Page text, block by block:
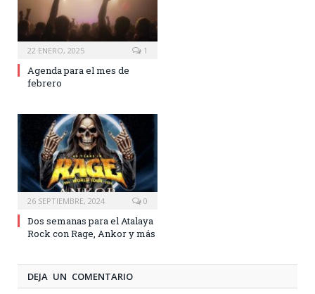
22 ENERO, 2025 1
Agenda para el mes de
febrero
26 SEPTIEMBRE, 2024 0
Dos semanas para el Atalaya
Rock con Rage, Ankor y más
DEJA UN COMENTARIO